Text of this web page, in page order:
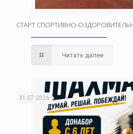
СТАРТ СПОРТИВНО-
Читать далее
31.07.2026